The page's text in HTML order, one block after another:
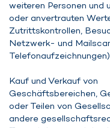
weiteren Personen und
oder anvertrauten
Zutrittskontrollen,
Netzwerk- und
Kauf und Verkauf von
Geschäftsbereichen,
oder Teilen von
andere